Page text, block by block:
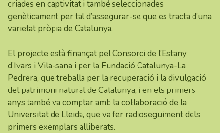
criades en captivitat i també seleccionades
genèticament per tal d’assegurar-se que es tracta d’una
varietat pròpia de Catalunya.
El projecte està finançat pel Consorci de l’Estany
d’Ivars i Vila-sana i per la Fundació Catalunya-La
Pedrera, que treballa per la recuperació i la divulgació
del patrimoni natural de Catalunya, i en els primers
anys també va comptar amb la col·laboració de la
Universitat de Lleida, que va fer radioseguiment dels
primers exemplars alliberats.